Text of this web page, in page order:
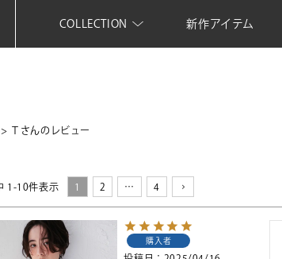
COLLECTION 新作アイテム
Ｔさんのレビュー
1 -10件表示 1 2 … 4
購入者